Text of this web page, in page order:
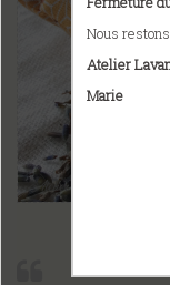
Nous
Atelier
Marie